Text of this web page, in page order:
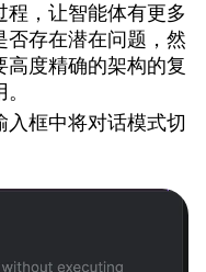
，让智能体有更多
否存在潜在问题，然
高度精确的架构的复
框中将对话模式切